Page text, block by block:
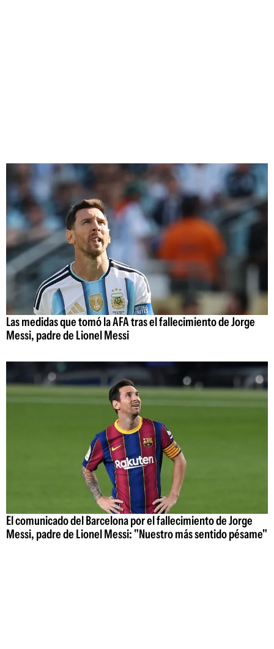
Las medidas que tomó la AFA tras el fallecimiento de Jorge
Messi, padre de Lionel Messi
El comunicado del Barcelona por el fallecimiento de Jorge
Messi, padre de Lionel Messi: "Nuestro más sentido pésame"